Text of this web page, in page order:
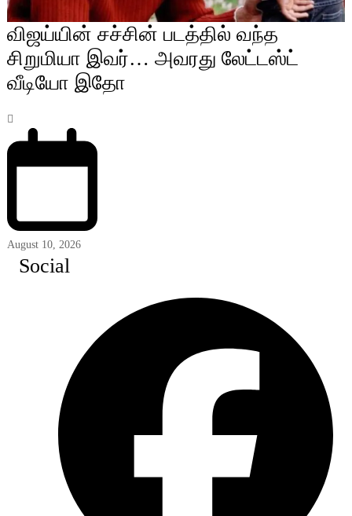
விஜய்யின் சச்சின் படத்தில் வந்த
சிறுமியா இவர்… அவரது லேட்டஸ்ட்
வீடியோ இதோ
August 10, 2026
Social